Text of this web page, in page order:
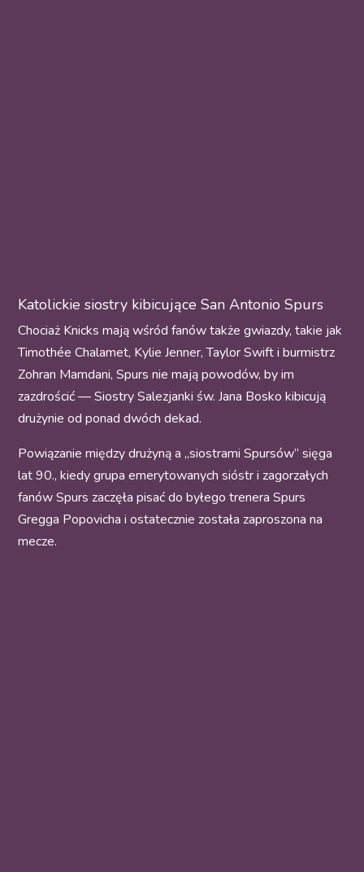
Katolickie siostry kibicujące San Antonio Spurs
Chociaż Knicks mają wśród fanów także gwiazdy, takie jak
Timothée Chalamet, Kylie Jenner, Taylor Swift i burmistrz
Zohran Mamdani, Spurs nie mają powodów, by im
zazdrościć — Siostry Salezjanki św. Jana Bosko kibicują
drużynie od ponad dwóch dekad.
Powiązanie między drużyną a „siostrami Spursów” sięga
lat 90., kiedy grupa emerytowanych sióstr i zagorzałych
fanów Spurs zaczęła pisać do byłego trenera Spurs
Gregga Popovicha i ostatecznie została zaproszona na
mecze.